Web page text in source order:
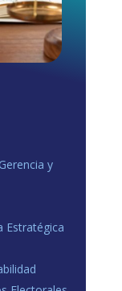
y
Estratégica